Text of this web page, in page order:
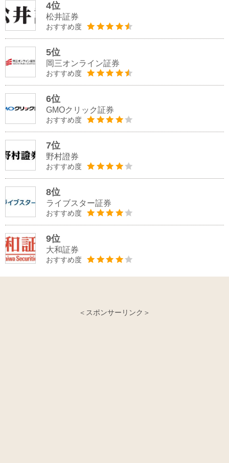
4位
松井証券
おすすめ度
5位
岡三オンライン証券
おすすめ度
6位
GMOクリック証券
おすすめ度
7位
野村證券
おすすめ度
8位
ライブスター証券
おすすめ度
9位
大和証券
おすすめ度
＜スポンサーリンク＞